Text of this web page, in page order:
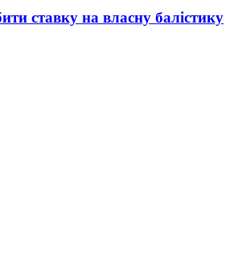
ставку на власну балістику